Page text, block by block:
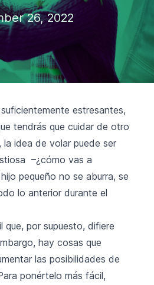
26, 2022
estresantes,
tendrás que cuidar de otro
la idea de volar puede ser
–¿cómo vas a
pequeño no se aburra, se
lo anterior durante el
que, por supuesto, difiere
hay cosas que
las posibilidades de
ponértelo más fácil,